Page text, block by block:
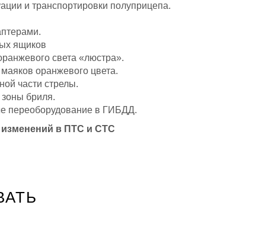
и транспортировки полуприцепа.
ящиков
света «люстра».
оранжевого цвета.
части стрелы.
бриля.
переоборудование в ГИБДД.
в ПТС и СТС